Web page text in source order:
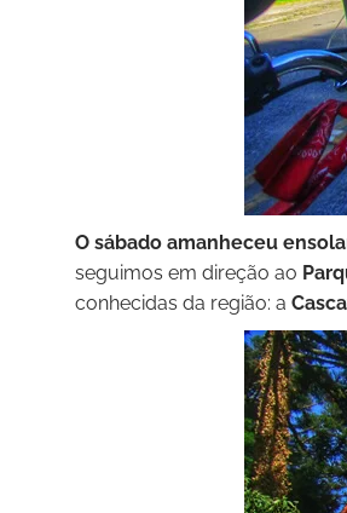
O sábado amanheceu
seguimos em direção ao
conhecidas da região: a